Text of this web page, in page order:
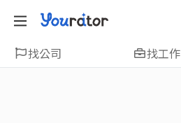
找公司 找工作